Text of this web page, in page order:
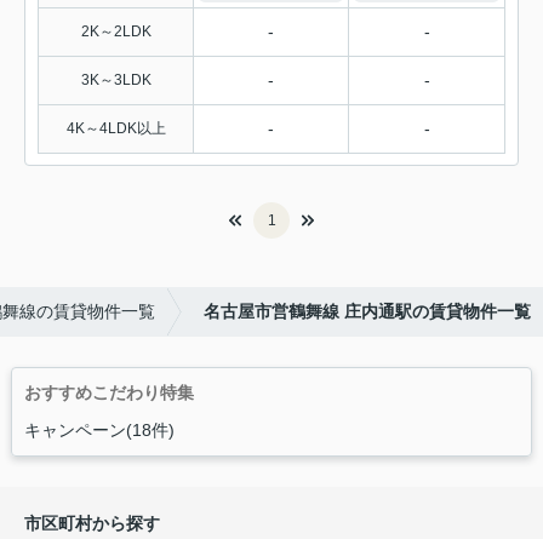
2K～2LDK - -
3K～3LDK - -
4K～4LDK以上 - -
1
線の賃貸物件一覧 名古屋市営鶴舞線 庄内通駅の賃貸物件一覧
おすすめこだわり特集
キャンペーン(18件)
市区町村から探す